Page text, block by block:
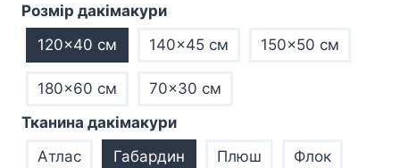
Розмір дакімакури
120x40 см
140x45 см 150x50 см
180x60 см
70×30 см
Тканина дакімакури
Атлас
Габардин Плюш
Флок